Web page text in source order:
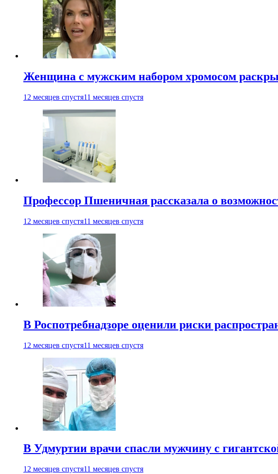
Женщина с мужским набором хромосом
12 месяцев спустя11 месяцев спустя
Профессор Пшеничная рассказала о
12 месяцев спустя11 месяцев спустя
В Роспотребнадзоре оценили риски
12 месяцев спустя11 месяцев спустя
В Удмуртии врачи спасли мужчину с
12 месяцев спустя11 месяцев спустя